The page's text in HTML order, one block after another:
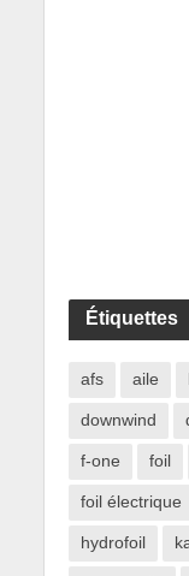
Étiquettes
afs aile
downwind
f-one foil
foil électrique
hydrofoil